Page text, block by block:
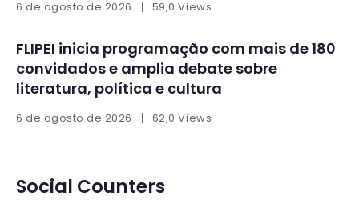
6 de agosto de 2026 59,0 Views
FLIPEI inicia programação com mais de 180
convidados e amplia debate sobre
literatura, política e cultura
6 de agosto de 2026 62,0 Views
Social Counters